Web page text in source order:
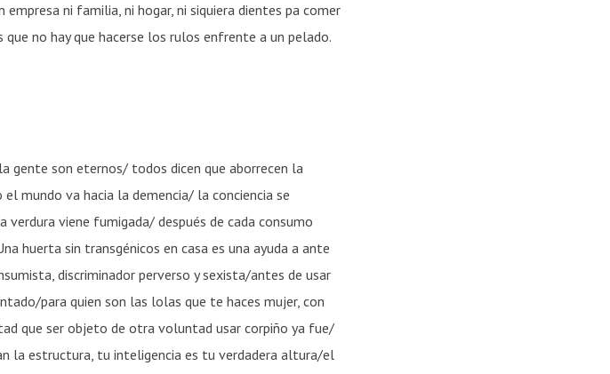
ni familia, ni hogar, ni siquiera dientes pa comer
no hay que hacerse los rulos enfrente a un pelado.
gente son eternos/ todos dicen que aborrecen la
mundo va hacia la demencia/ la conciencia se
verdura viene fumigada/ después de cada consumo
huerta sin transgénicos en casa es una ayuda a ante
discriminador perverso y sexista/antes de usar
para quien son las lolas que te haces mujer, con
que ser objeto de otra voluntad usar corpiño ya fue/
la estructura, tu inteligencia es tu verdadera altura/el